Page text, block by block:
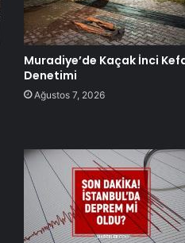
Muradiye’de Kaçak İnci
Denetimi
Ağustos 7, 2026